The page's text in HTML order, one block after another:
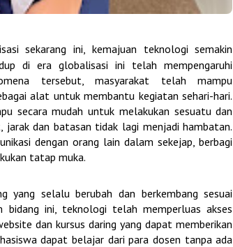
sekarang ini, kemajuan teknologi semakin
di era globalisasi ini telah mempengaruhi
tersebut, masyarakat telah mampu
alat untuk membantu kegiatan sehari-hari.
secara mudah untuk melakukan sesuatu dan
dan batasan tidak lagi menjadi hambatan.
dengan orang lain dalam sekejap, berbagi
tatap muka.
yang selalu berubah dan berkembang sesuai
bidang ini, teknologi telah memperluas akses
dan kursus daring yang dapat memberikan
dapat belajar dari para dosen tanpa ada